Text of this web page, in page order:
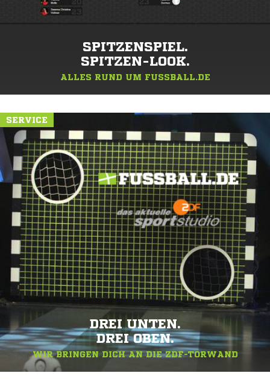
SPITZENSPIEL.
SPITZEN-LOOK.
ALLES RUND UM FUSSBALL.DE
SERVICE
DREI UNTEN.
DREI OBEN.
WIR BRINGEN DICH AN DIE ZDF-TORWAND